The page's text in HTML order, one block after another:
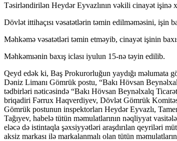
Təsirləndirilən Heydər Eyvazlının vəkili cinayət işinə
Dövlət ittihaçısı vəsatətlərin təmin edilməməsini, işin
Məhkəmə vəsatətləri təmin etməyib, cinayət işinin
Məhkəmıənin baxış iclası iyulun 15-nə təyin edilib.
Qeyd edək ki, Baş Prokurorluğun yaydığı məlumata
Dəniz Limanı Gömrük postu, “Bakı Hövsan
tədbirləri nəticəsində “Bakı Hövsan Beynəlxalq
briqadiri Fərrux Haqverdiyev, Dövlət Gömrük
Gömrük postunun inspektorları Heydər Eyvazlı,
Tağıyev, habelə tütün məmulatlarının nəqliyyat
eləcə də istintaqla şəxsiyyətləri araşdırılan qeyriləri
aksiz markası ilə markalanmalı olan tütün